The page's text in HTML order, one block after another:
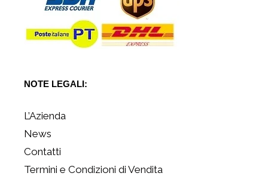
NOTE LEGALI:
L’Azienda
News
Contatti
Termini e Condizioni di Vendita